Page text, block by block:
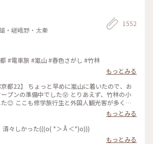
・嵯峨野・太秦
1552
春の竹林 #京都 #電車旅 #嵐山 #春色さがし #竹林
もっとみる
京都22】 ちょっと早めに嵐山に着いたので、お
プンの準備中でした😵 とりあえず、竹林の小
😊 ここも修学旅行生と外国人観光客が多く、
の声が竹林の中に響いていました🤫 竹林の小
用の道が整備されており、外国人観光客を乗せ
した😄 #私のことりっぷ旅 #京都 #竹林の
令和５年５月21日撮影
もっとみる
清々しかった(((o( *＞Å＜*)o)))
もっとみる